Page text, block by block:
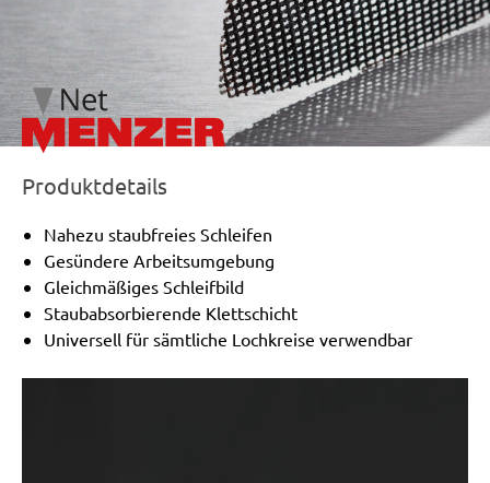
Produktdetails
Nahezu staubfreies Schleifen
Gesündere Arbeitsumgebung
Gleichmäßiges Schleifbild
Staubabsorbierende Klettschicht
Universell für sämtliche Lochkreise verwendbar